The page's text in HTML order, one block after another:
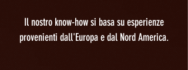
Il nostro know-how si basa su esperienze
provenienti dall'Europa e dal Nord America.